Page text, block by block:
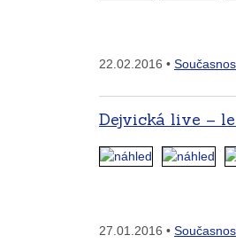
22.02.2016 •
Dejvická live –
27.01.2016 •